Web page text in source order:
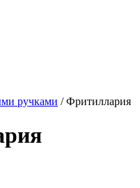
ручками / Фритиллария